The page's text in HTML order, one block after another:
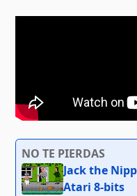
NO TE PIERDAS
Jack the
Atari 8-bits